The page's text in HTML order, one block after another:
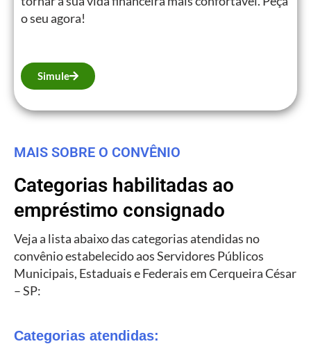
o seu agora!
Simule
MAIS SOBRE O CONVÊNIO
Categorias habilitadas ao
empréstimo consignado
Veja a lista abaixo das categorias atendidas no
convênio estabelecido aos Servidores Públicos
Municipais, Estaduais e Federais em Cerqueira César
– SP:
Categorias atendidas: